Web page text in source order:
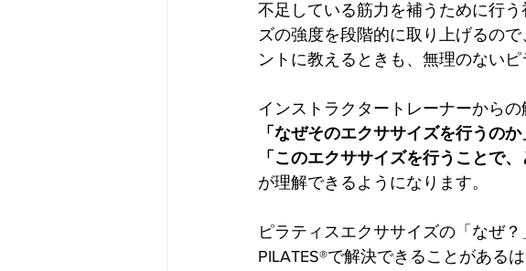
不足している筋力を補うために行
ズの強度を段階的に取り上げるの
ントに教えるときも、無理のない
インストラクタートレーナーから
「なぜそのエクササイズを行うのか
「このエクササイズを行うことで
が理解できるようになります。
ピラティスエクササイズの「なぜ
PILATES®で解決できることがあるは